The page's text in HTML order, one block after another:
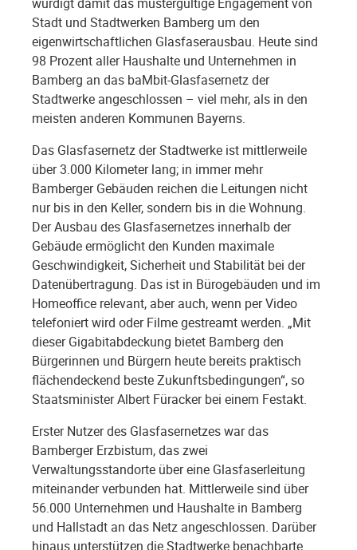
Stadt und Stadtwerken Bamberg um den
eigenwirtschaftlichen Glasfaserausbau. Heute sind
98 Prozent aller Haushalte und Unternehmen in
Bamberg an das baMbit-Glasfasernetz der
Stadtwerke angeschlossen – viel mehr, als in den
meisten anderen Kommunen Bayerns.
Das Glasfasernetz der Stadtwerke ist mittlerweile
über 3.000 Kilometer lang; in immer mehr
Bamberger Gebäuden reichen die Leitungen nicht
nur bis in den Keller, sondern bis in die Wohnung.
Der Ausbau des Glasfasernetzes innerhalb der
Gebäude ermöglicht den Kunden maximale
Geschwindigkeit, Sicherheit und Stabilität bei der
Datenübertragung. Das ist in Bürogebäuden und im
Homeoffice relevant, aber auch, wenn per Video
telefoniert wird oder Filme gestreamt werden. „Mit
dieser Gigabitabdeckung bietet Bamberg den
Bürgerinnen und Bürgern heute bereits praktisch
flächendeckend beste Zukunftsbedingungen“, so
Staatsminister Albert Füracker bei einem Festakt.
Erster Nutzer des Glasfasernetzes war das
Bamberger Erzbistum, das zwei
Verwaltungsstandorte über eine Glasfaserleitung
miteinander verbunden hat. Mittlerweile sind über
56.000 Unternehmen und Haushalte in Bamberg
und Hallstadt an das Netz angeschlossen. Darüber
hinaus unterstützen die Stadtwerke benachbarte